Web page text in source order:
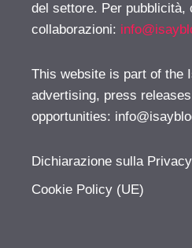
del settore. Per pubblicità,
collaborazioni:
This website is part of the
advertising, press
opportunities:
Dichiarazione sulla
Cookie Policy (UE)